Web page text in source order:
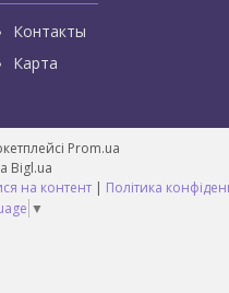
Контакты
Карта
Prom.ua
Bigl.ua
на контент | Політика
▼